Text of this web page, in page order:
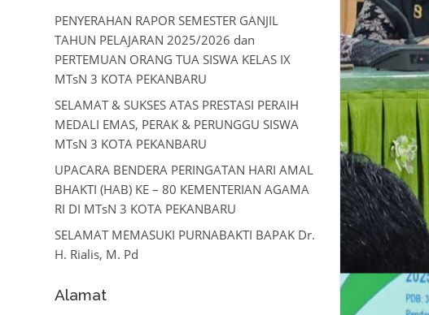
PENYERAHAN RAPOR SEMESTER GANJIL
TAHUN PELAJARAN 2025/2026 dan
PERTEMUAN ORANG TUA SISWA KELAS IX
MTsN 3 KOTA PEKANBARU
SELAMAT & SUKSES ATAS PRESTASI PERAIH
MEDALI EMAS, PERAK & PERUNGGU SISWA
MTsN 3 KOTA PEKANBARU
UPACARA BENDERA PERINGATAN HARI AMAL
BHAKTI (HAB) KE – 80 KEMENTERIAN AGAMA
RI DI MTsN 3 KOTA PEKANBARU
SELAMAT MEMASUKI PURNABAKTI BAPAK Dr.
H. Rialis, M. Pd
Alamat